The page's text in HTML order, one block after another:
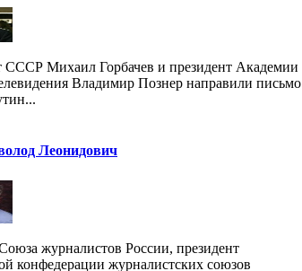
СССР Михаил Горбачев и президент Академии
Владимир Познер направили письмо
Леонидович
журналистов России, президент
конфедерации журналистских союзов